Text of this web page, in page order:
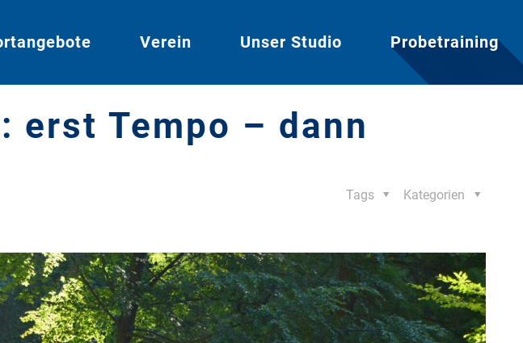
Verein Unser Studio Probetraining
erst Tempo – dann
Kategorien
Tags